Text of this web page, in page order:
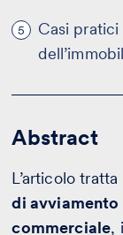
5
Casi
Abstract
L’articolo
di avviamento
commerciale,